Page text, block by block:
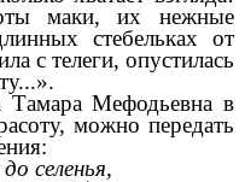
маки, их нежные
стебельках от
с телеги, опустилась
Тамара Мефодьевна в
можно передать
селенья,